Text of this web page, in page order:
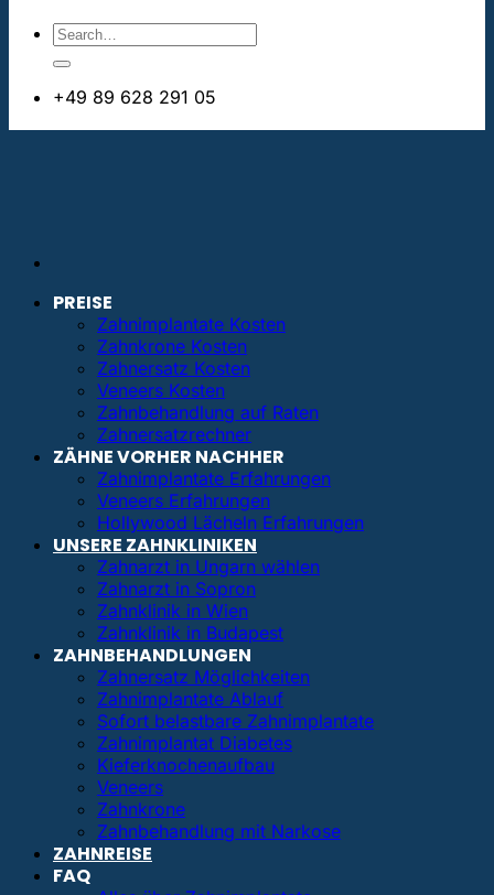
+49 89 628 291 05
PREISE
Zahnimplantate Kosten
Zahnkrone Kosten
Zahnersatz Kosten
Veneers Kosten
Zahnbehandlung auf Raten
Zahnersatzrechner
ZÄHNE VORHER NACHHER
Zahnimplantate Erfahrungen
Veneers Erfahrungen
Hollywood Lächeln Erfahrungen
UNSERE ZAHNKLINIKEN
Zahnarzt in Ungarn wählen
Zahnarzt in Sopron
Zahnklinik in Wien
Zahnklinik in Budapest
ZAHNBEHANDLUNGEN
Zahnersatz Möglichkeiten
Zahnimplantate Ablauf
Sofort belastbare Zahnimplantate
Zahnimplantat Diabetes
Kieferknochenaufbau
Veneers
Zahnkrone
Zahnbehandlung mit Narkose
ZAHNREISE
FAQ